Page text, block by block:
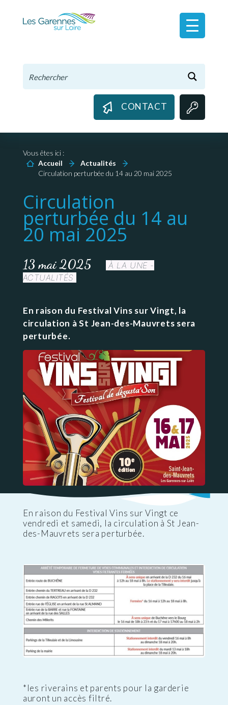
CONTACT
Vous êtes ici :
Accueil
Actualités
Circulation perturbée du 14 au 20 mai 2025
Circulation
perturbée du 14 au
20 mai 2025
13 mai 2025
À LA UNE -
ACTUALITÉS
En raison du Festival Vins sur Vingt, la
circulation à St Jean-des-Mauvrets sera
perturbée.
En raison du Festival Vins sur Vingt ce
vendredi et samedi, la circulation à St Jean-
des-Mauvrets sera perturbée.
*les riverains et parents pour la garderie
auront un accès filtré.